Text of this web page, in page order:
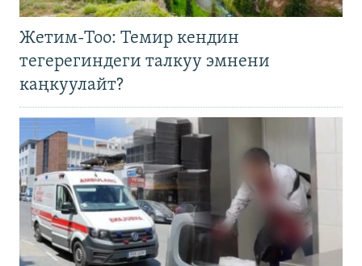
Жетим-Тоо: Темир кендин
тегерегиндеги талкуу эмнени
каңкуулайт?